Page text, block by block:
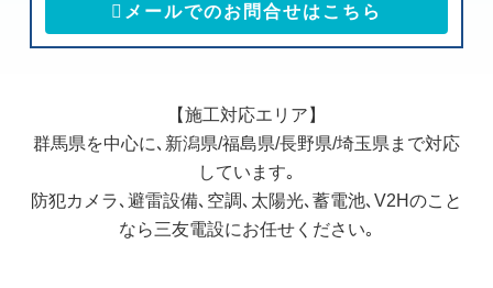
メールでのお問合せはこちら
【施工対応エリア】
群馬県を中心に､新潟県/福島県/長野県/埼玉県まで対応
しています｡
防犯カメラ､避雷設備､空調､太陽光､蓄電池､V2Hのこと
なら三友電設にお任せください｡